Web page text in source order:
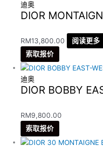
迪奥
DIOR
RM13,800.00
阅读更多
索取报价
迪奥
DIOR BOBBY
RM9,800.00
索取报价